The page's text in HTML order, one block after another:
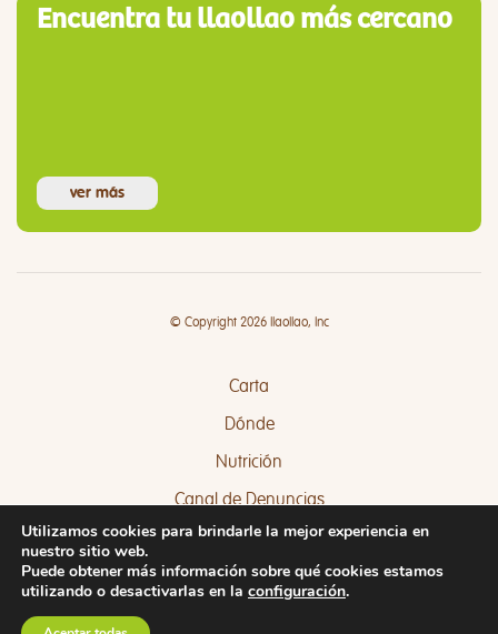
Encuentra tu llaollao más cercano
ver más
© Copyright 2026 llaollao, Inc
Carta
Dónde
Nutrición
Canal de Denuncias
Quejas y Sugerencias
Utilizamos cookies para brindarle la mejor experiencia en
nuestro sitio web.
Puede obtener más información sobre qué cookies estamos
utilizando o desactivarlas en la configuración.